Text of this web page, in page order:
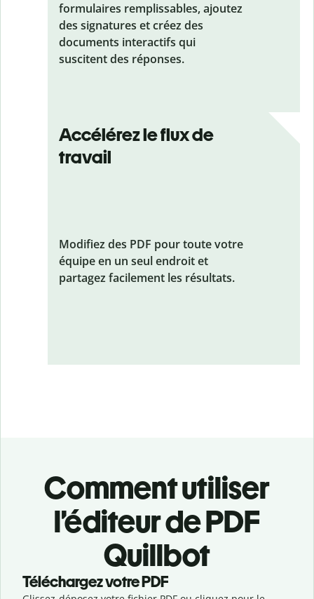
formulaires remplissables, ajoutez
des signatures et créez des
documents interactifs qui
suscitent des réponses.
Accélérez le flux de
travail
Modifiez des PDF pour toute votre
équipe en un seul endroit et
partagez facilement les résultats.
Comment utiliser
l’éditeur de PDF
Quillbot
Téléchargez votre PDF